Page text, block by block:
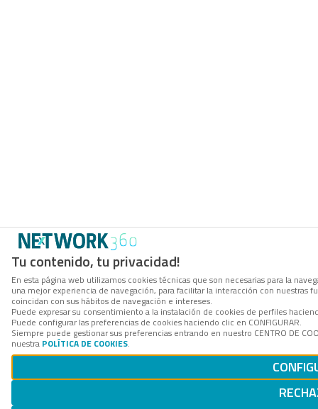
Tu contenido, tu privacidad!
En esta página web utilizamos cookies técnicas que son necesarias para la
una mejor experiencia de navegación, para facilitar la interacción con
coincidan con sus hábitos de navegación e intereses.
Puede expresar su consentimiento a la instalación de cookies de perfiles
Puede configurar las preferencias de cookies haciendo clic en CONFIGURAR.
Siempre puede gestionar sus preferencias entrando en nuestro CENTRO DE
nuestra POLÍTICA DE COOKIES.